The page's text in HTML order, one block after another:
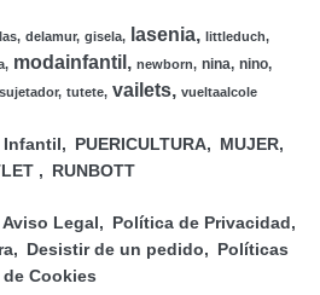
delamur gisela lasenia littleduch
modainfantil newborn nina nino
sujetador tutete vailets vueltaalcole
Infantil PUERICULTURA
MUJER
RUNBOTT
Aviso Legal
Política de Privacidad
Desistir de un pedido
Políticas
de Cookies